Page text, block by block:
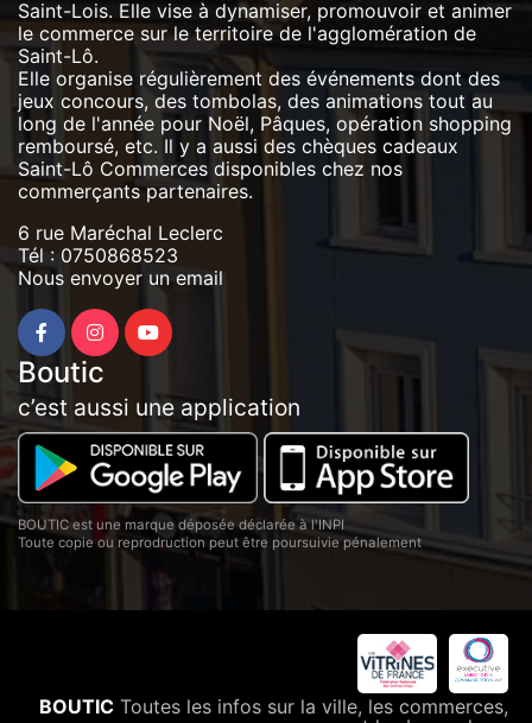
Saint-Lois. Elle vise à dynamiser, promouvoir et animer
le commerce sur le territoire de l'agglomération de
Saint-Lô.
Elle organise régulièrement des événements dont des
jeux concours, des tombolas, des animations tout au
long de l'année pour Noël, Pâques, opération shopping
remboursé, etc. Il y a aussi des chèques cadeaux
Saint-Lô Commerces disponibles chez nos
commerçants partenaires.
6 rue Maréchal Leclerc
Tél : 0750868523
Nous envoyer un email
Boutic
c’est aussi une application
BOUTIC est une marque déposée déclarée à l'INPI
Toute copie ou reprodruction peut être poursuivie pénalement
BOUTIC Toutes les infos sur la ville, les commerces,